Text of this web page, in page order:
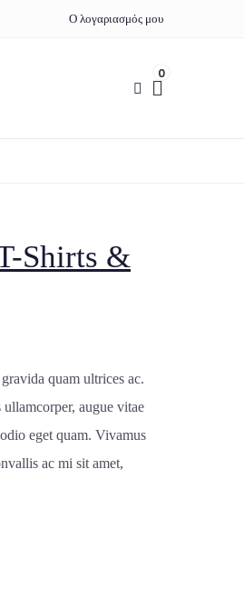
Ο λογαριασμός μου
0
Shirts &
quam ultrices ac.
augue vitae
eget quam. Vivamus
ac mi sit amet,